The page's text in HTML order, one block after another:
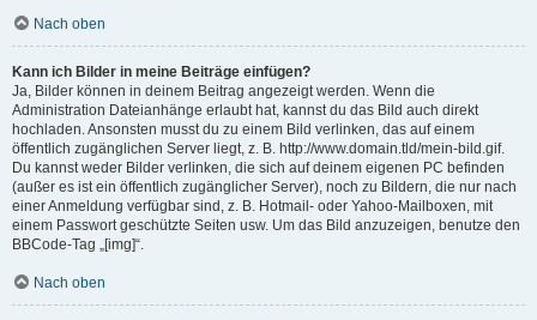
Nach oben
Kann ich Bilder in meine Beiträge einfügen?
Ja, Bilder können in deinem Beitrag angezeigt werden. Wenn die
Administration Dateianhänge erlaubt hat, kannst du das Bild auch direkt
hochladen. Ansonsten musst du zu einem Bild verlinken, das auf einem
öffentlich zugänglichen Server liegt, z. B. http://www.domain.tld/mein-bild.gif.
Du kannst weder Bilder verlinken, die sich auf deinem eigenen PC befinden
(außer es ist ein öffentlich zugänglicher Server), noch zu Bildern, die nur nach
einer Anmeldung verfügbar sind, z. B. Hotmail- oder Yahoo-Mailboxen, mit
einem Passwort geschützte Seiten usw. Um das Bild anzuzeigen, benutze den
BBCode-Tag „[img]“.
Nach oben